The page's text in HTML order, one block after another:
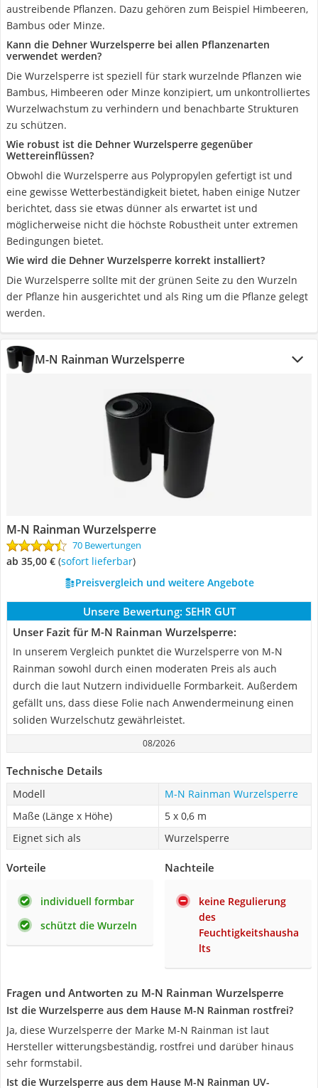
austreibende Pflanzen. Dazu gehören zum Beispiel Himbeeren,
Bambus oder Minze.
Kann die Dehner Wurzelsperre bei allen Pflanzenarten
verwendet werden?
Die Wurzelsperre ist speziell für stark wurzelnde Pflanzen wie
Bambus, Himbeeren oder Minze konzipiert, um unkontrolliertes
Wurzelwachstum zu verhindern und benachbarte Strukturen
zu schützen.
Wie robust ist die Dehner Wurzelsperre gegenüber
Wettereinflüssen?
Obwohl die Wurzelsperre aus Polypropylen gefertigt ist und
eine gewisse Wetterbeständigkeit bietet, haben einige Nutzer
berichtet, dass sie etwas dünner als erwartet ist und
möglicherweise nicht die höchste Robustheit unter extremen
Bedingungen bietet.
Wie wird die Dehner Wurzelsperre korrekt installiert?
Die Wurzelsperre sollte mit der grünen Seite zu den Wurzeln
der Pflanze hin ausgerichtet und als Ring um die Pflanze gelegt
werden.
M-N Rainman Wurzelsperre
M-N Rainman Wurzelsperre
70 Bewertungen
ab 35,00 € ( Sofort lieferbar)
Preisvergleich und weitere Angebote
Unsere Bewertung: SEHR GUT
Unser Fazit für M-N Rainman Wurzelsperre:
In unserem Vergleich punktet die Wurzelsperre von M-N
Rainman sowohl durch einen moderaten Preis als auch
durch die laut Nutzern individuelle Formbarkeit. Außerdem
gefällt uns, dass diese Folie nach Anwendermeinung einen
soliden Wurzelschutz gewährleistet.
08/2026
Technische Details
Modell
M-N Rainman Wurzelsperre
Maße (Länge x Höhe)
5 x 0,6 m
Eignet sich als
Wurzelsperre
Vorteile
individuell formbar
schützt die Wurzeln
Nachteile
keine Regulierung
des
Feuchtigkeitshausha
lts
Fragen und Antworten zu M-N Rainman Wurzelsperre
Ist die Wurzelsperre aus dem Hause M-N Rainman rostfrei?
Ja, diese Wurzelsperre der Marke M-N Rainman ist laut
Hersteller witterungsbeständig, rostfrei und darüber hinaus
sehr formstabil.
Ist die Wurzelsperre aus dem Hause M-N Rainman UV-